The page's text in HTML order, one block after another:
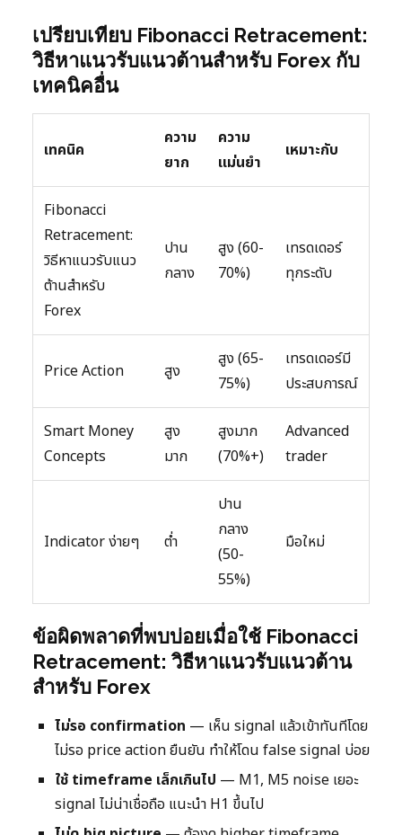
เปรียบเทียบ Fibonacci Retracement:
วิธีหาแนวรับแนวต้านสำหรับ Forex กับ
เทคนิคอื่น
เทคนิค
ความ
ยาก
ความ
แม่นยำ
เหมาะกับ
Fibonacci
Retracement:
วิธีหาแนวรับแนว
ต้านสำหรับ
Forex
ปาน
กลาง
สูง (60-
70%)
เทรดเดอร์
ทุกระดับ
Price Action สูง
สูง (65-
75%)
เทรดเดอร์มี
ประสบการณ์
Smart Money
Concepts
สูง
มาก
สูงมาก
(70%+)
Advanced
trader
Indicator ง่ายๆ ต่ำ
ปาน
กลาง
(50-
55%)
มือใหม่
ข้อผิดพลาดที่พบบ่อยเมื่อใช้ Fibonacci
Retracement: วิธีหาแนวรับแนวต้าน
สำหรับ Forex
ไม่รอ confirmation — เห็น signal แล้วเข้าทันทีโดย
ไม่รอ price action ยืนยัน ทำให้โดน false signal บ่อย
ใช้ timeframe เล็กเกินไป — M1, M5 noise เยอะ
signal ไม่น่าเชื่อถือ แนะนำ H1 ขึ้นไป